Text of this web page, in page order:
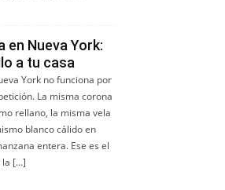
en Nueva York:
a tu casa
York no funciona por
La misma corona
rellano, la misma vela
blanco cálido en
entera. Ese es el
la […]